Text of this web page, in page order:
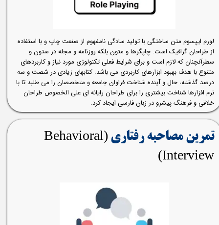
لورم ایپسوم متن ساختگی با تولید سادگی نامفهوم از صنعت چاپ و با استفاده
از طراحان گرافیک است. چاپگرها و متون بلکه روزنامه و مجله در ستون و
سطرآنچنان که لازم است و برای شرایط فعلی تکنولوژی مورد نیاز و کاربردهای
متنوع با هدف بهبود ابزارهای کاربردی می باشد. کتابهای زیادی در شصت و سه
درصد گذشته، حال و آینده شناخت فراوان جامعه و متخصصان را می طلبد تا با
نرم افزارها شناخت بیشتری را برای طراحان رایانه ای علی الخصوص طراحان
خلاقی و فرهنگ پیشرو در زبان فارسی ایجاد کرد.
تمرین مصاحبه رفتاری (Behavioral
Interview) ​​​​​​​